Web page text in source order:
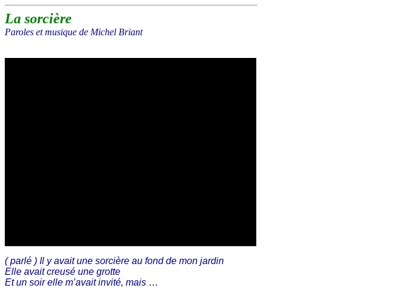
La sorcière
Paroles et musique de Michel Briant
( parlé ) Il y avait une sorcière au fond de mon jardin
Elle avait creusé une grotte
Et un soir elle m’avait invité, mais …